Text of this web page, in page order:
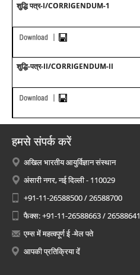
शुद्धि पत्र-I/CORRIGENDUM-1
शुद्धि-पत्र-II/CORRIGENDUM-II
हमसे संपर्क करें
अखिल भारतीय आयुर्विज्ञान संस्थान
अंसारी नगर, नई दिल्ली - 110029
+91-11-26588500 / 26588700
फैक्स: +91-11-26588663 / 26588641
एम्स में महत्वपूर्ण ई -मेल पते
आपकी प्रतिक्रिया दें